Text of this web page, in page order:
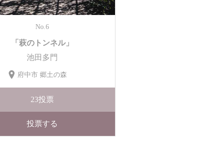
No.6
「萩のトンネル」
池田多門
府中市 郷土の森
23投票
投票する